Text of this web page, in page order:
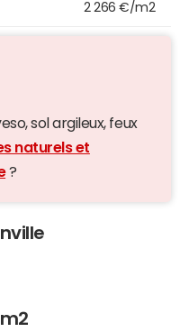
2 266 €/m2
sol argileux, feux
naturels et
?